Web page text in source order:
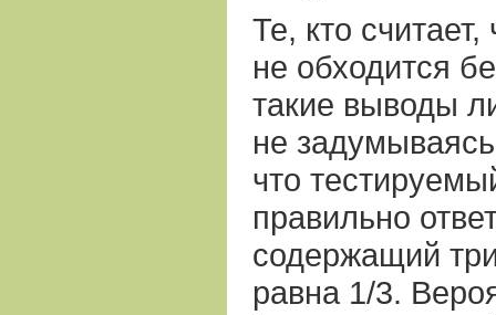
Те, кто
не обходится
такие выводы
не
что
правильно
содержащий
равна 1/3.